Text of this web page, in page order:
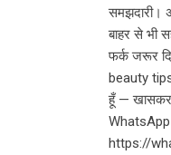
समझदारी।
बाहर से भी
फर्क जरूर
beauty tips
हूँ — खासकर
https://